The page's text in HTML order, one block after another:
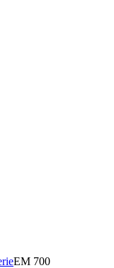
EM 700